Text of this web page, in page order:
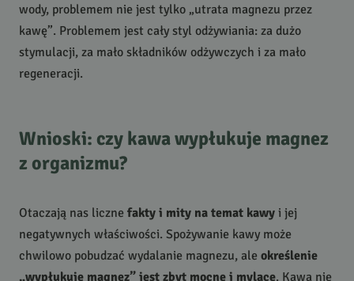
wody, problemem nie jest tylko „utrata magnezu przez
kawę”. Problemem jest cały styl odżywiania: za dużo
stymulacji, za mało składników odżywczych i za mało
regeneracji.
Wnioski: czy kawa wypłukuje magnez
z organizmu?
Otaczają nas liczne fakty i mity na temat kawy i jej
negatywnych właściwości. Spożywanie kawy może
chwilowo pobudzać wydalanie magnezu, ale określenie
„wypłukuje magnez” jest zbyt mocne i mylące. Kawa nie